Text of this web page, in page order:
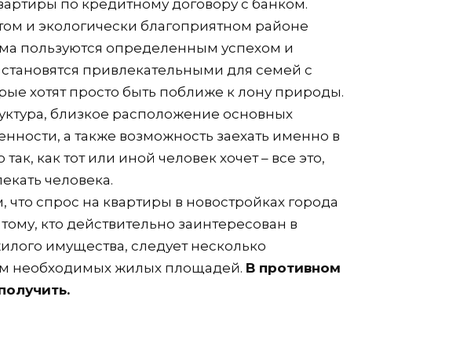
по кредитному договору с банком.
и экологически благоприятном районе
пользуются определенным успехом и
привлекательными для семей с
хотят просто быть поближе к лону природы.
близкое расположение основных
а также возможность заехать именно в
как тот или иной человек хочет – все это,
человека.
что спрос на квартиры в новостройках города
кто действительно заинтересован в
имущества, следует несколько
необходимых жилых площадей. В противном